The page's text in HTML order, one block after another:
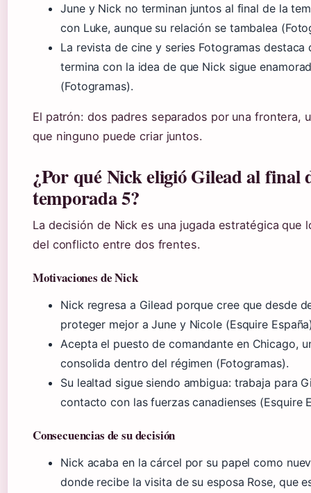
June y Nick no terminan juntos al final de la
con Luke, aunque su relación se tambalea
La revista de cine y series Fotogramas destaca
termina con la idea de que Nick sigue
(Fotogramas).
El patrón: dos padres separados por una frontera,
que ninguno puede criar juntos.
¿Por qué Nick eligió Gilead al final
temporada 5?
La decisión de Nick es una jugada estratégica que
del conflicto entre dos frentes.
Motivaciones de Nick
Nick regresa a Gilead porque cree que desde
proteger mejor a June y Nicole (Esquire
Acepta el puesto de comandante en Chicago,
consolida dentro del régimen (Fotogramas).
Su lealtad sigue siendo ambigua: trabaja para
contacto con las fuerzas canadienses (Esquire
Consecuencias de su decisión
Nick acaba en la cárcel por su papel como
donde recibe la visita de su esposa Rose, que